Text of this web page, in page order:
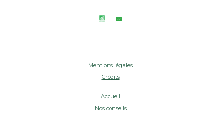
Mentions légales
Crédits
Accueil
Nos conseils